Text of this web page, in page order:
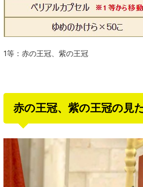
1等：赤の王冠、紫の王冠
赤の王冠、紫の王冠の見